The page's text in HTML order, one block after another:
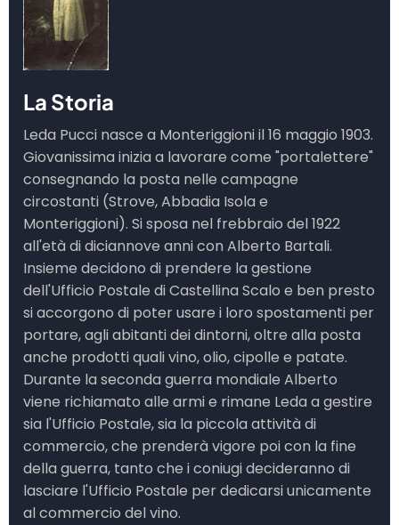
La Storia
Leda Pucci nasce a Monteriggioni il 16 maggio 1903.
Giovanissima inizia a lavorare come "portalettere"
consegnando la posta nelle campagne
circostanti (Strove, Abbadia Isola e
Monteriggioni). Si sposa nel frebbraio del 1922
all'età di diciannove anni con Alberto Bartali.
Insieme decidono di prendere la gestione
dell'Ufficio Postale di Castellina Scalo e ben presto
si accorgono di poter usare i loro spostamenti per
portare, agli abitanti dei dintorni, oltre alla posta
anche prodotti quali vino, olio, cipolle e patate.
Durante la seconda guerra mondiale Alberto
viene richiamato alle armi e rimane Leda a gestire
sia l'Ufficio Postale, sia la piccola attività di
commercio, che prenderà vigore poi con la fine
della guerra, tanto che i coniugi decideranno di
lasciare l'Ufficio Postale per dedicarsi unicamente
al commercio del vino.